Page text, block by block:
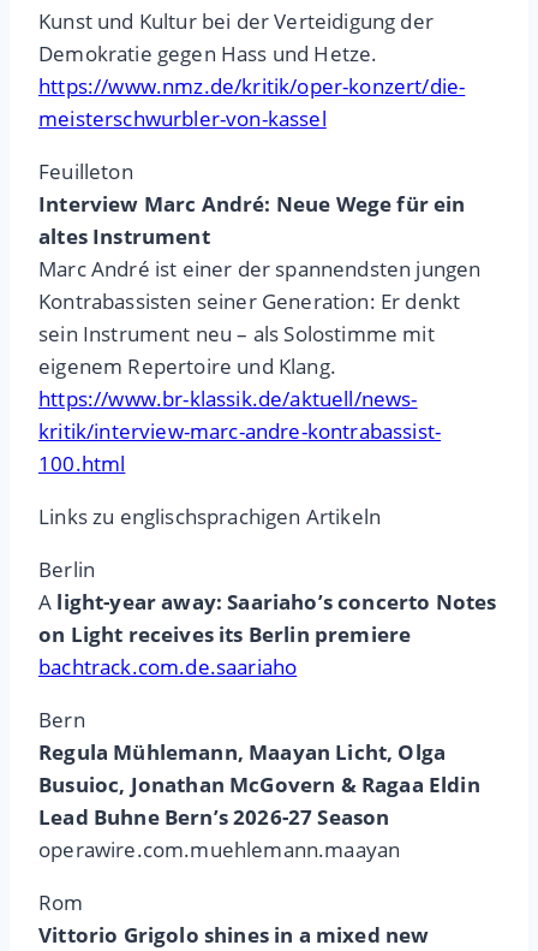
Kunst und Kultur bei der Verteidigung der
Demokratie gegen Hass und Hetze.
https://www.nmz.de/kritik/oper-konzert/die-
meisterschwurbler-von-kassel
Feuilleton
Interview Marc André: Neue Wege für ein
altes Instrument
Marc André ist einer der spannendsten jungen
Kontrabassisten seiner Generation: Er denkt
sein Instrument neu – als Solostimme mit
eigenem Repertoire und Klang.
https://www.br-klassik.de/aktuell/news-
kritik/interview-marc-andre-kontrabassist-
100.html
Links zu englischsprachigen Artikeln
Berlin
A light-year away: Saariaho’s concerto Notes
on Light receives its Berlin premiere
bachtrack.com.de.saariaho
Bern
Regula Mühlemann, Maayan Licht, Olga
Busuioc, Jonathan McGovern & Ragaa Eldin
Lead Buhne Bern’s 2026-27 Season
operawire.com.muehlemann.maayan
Rom
Vittorio Grigolo shines in a mixed new